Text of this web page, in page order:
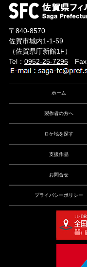
〒840-8570
佐賀市城内1-1-59
（佐賀県庁新館1F）
Tel： 0952-25-7296Fax
ホーム
製作者の方へ
ロケ地を探す
支援作品
お問合せ
プライバシーポリシー